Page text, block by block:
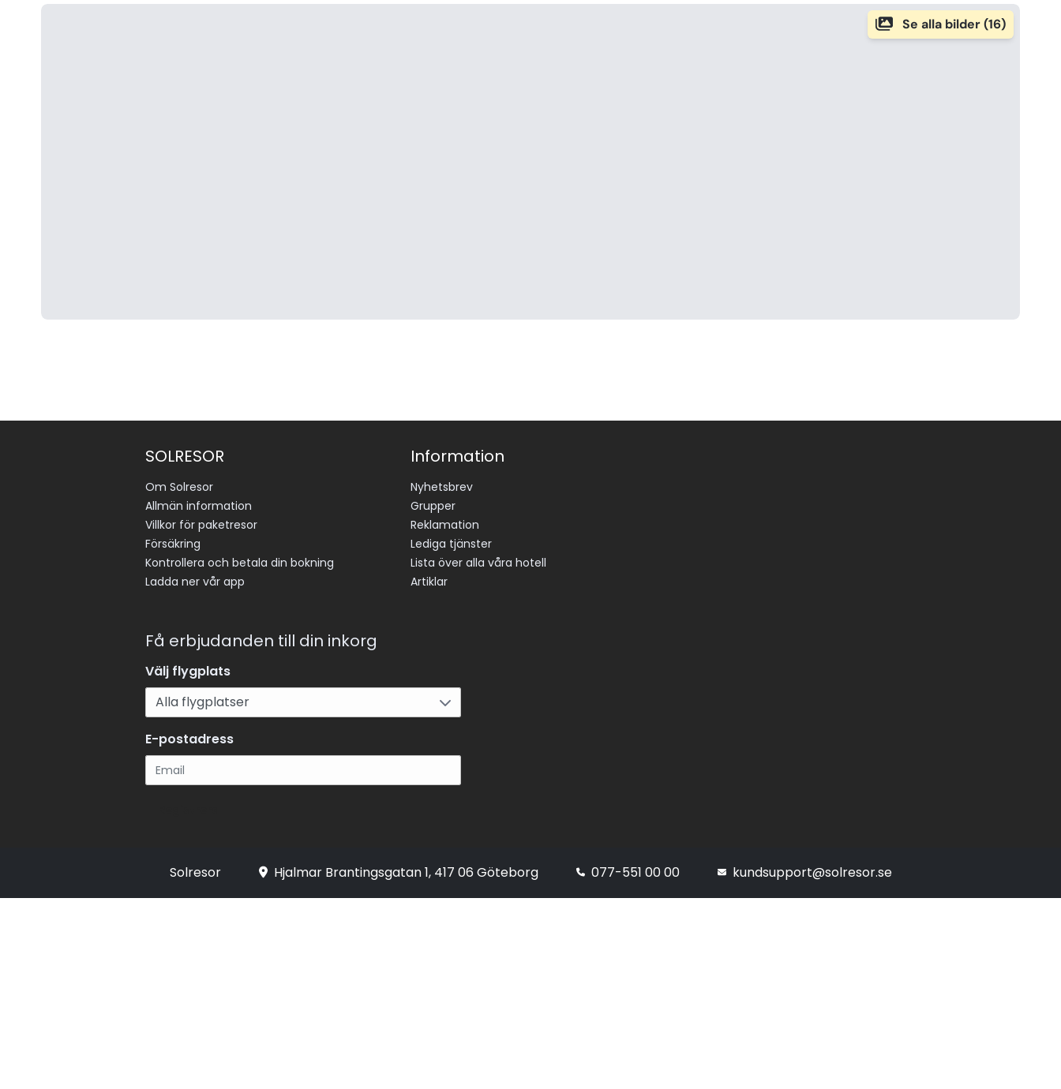
Se alla bilder (16)
SOLRESOR
Om Solresor
Allmän information
Villkor för paketresor
Försäkring
Kontrollera och betala din bokning
Ladda ner vår app
Information
Nyhetsbrev
Grupper
Reklamation
Lediga tjänster
Lista över alla våra hotell
Artiklar
Få erbjudanden till din inkorg
Välj flygplats
E-postadress
Solresor Hjalmar Brantingsgatan 1, 417 06 Göteborg 077-551 00 00 kundsupport@solresor.se